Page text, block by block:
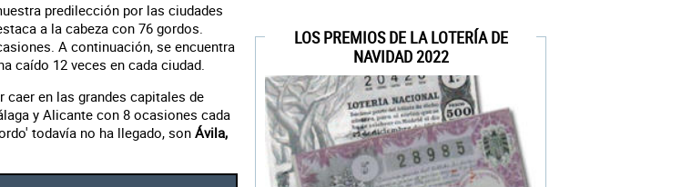
predilección por las ciudades
a la cabeza con 76 gordos.
A continuación, se encuentra
caído 12 veces en cada ciudad.
caer en las grandes capitales de
y Alicante con 8 ocasiones cada
todavía no ha llegado, sonÁvila,
LOS PREMIOS DE LA LOTERÍA DE
NAVIDAD 2022